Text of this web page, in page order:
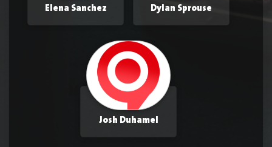
Dylan Sprouse
Elena Sanchez
Josh Duhamel